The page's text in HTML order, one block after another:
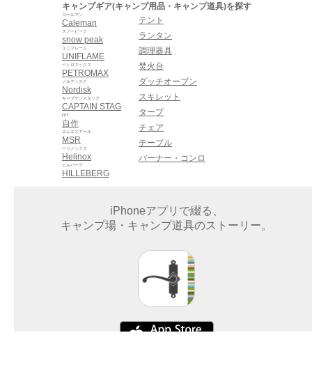
キャンプギア(キャンプ用品・キャンプ道具)を探す
Caleman
コールマン
snow peak
スノーピーク
UNIFLAME
ユニフレーム
PETROMAX
ペトロマックス
Nordisk
ノルディスク
CAPTAIN STAG
キャプテンスタッグ
自作
DIY
MSR
エムエスアール
Helinox
ヘリノックス
HILLEBERG
ヒルバーグ
テント
ランタン
調理器具
焚火台
ダッチオーブン
スキレット
タープ
チェア
テーブル
バーナー・コンロ
iPhoneアプリで綴る、
キャンプ場・キャンプ道具のストーリー。